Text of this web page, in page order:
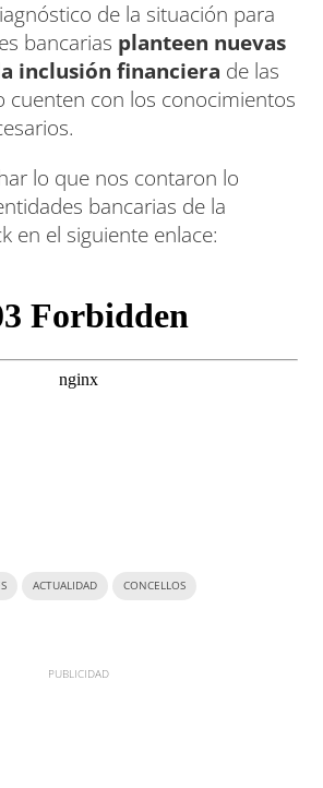
de la situación para
bancarias planteen nuevas
inclusión financiera de las
cuenten con los conocimientos
lo que nos contaron lo
bancarias de la
en el siguiente enlace:
ACTUALIDAD CONCELLOS